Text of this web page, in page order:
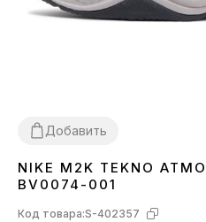
Добавить
3637 38 3940 41 424344
NIKE M2K TEKNO
BV0074-001
Код товара:S-402357